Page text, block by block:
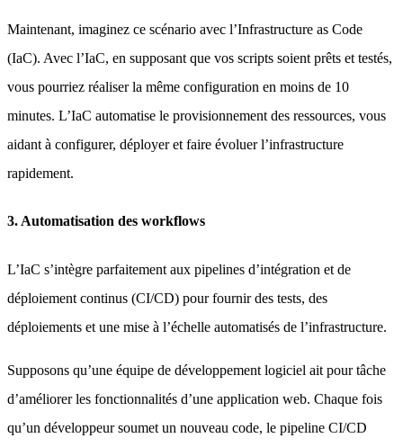
Maintenant, imaginez ce scénario avec l’Infrastructure as Code
(IaC). Avec l’IaC, en supposant que vos scripts soient prêts et testés,
vous pourriez réaliser la même configuration en moins de 10
minutes. L’IaC automatise le provisionnement des ressources, vous
aidant à configurer, déployer et faire évoluer l’infrastructure
rapidement.
3. Automatisation des workflows
L’IaC s’intègre parfaitement aux pipelines d’intégration et de
déploiement continus (CI/CD) pour fournir des tests, des
déploiements et une mise à l’échelle automatisés de l’infrastructure.
Supposons qu’une équipe de développement logiciel ait pour tâche
d’améliorer les fonctionnalités d’une application web. Chaque fois
qu’un développeur soumet un nouveau code, le pipeline CI/CD